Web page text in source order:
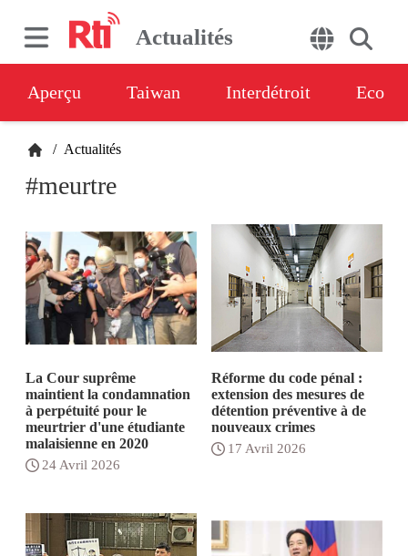
Actualités
Aperçu Taiwan Interdétroit Eco
/ Actualités
#meurtre
La Cour suprême
maintient la condamnation
à perpétuité pour le
meurtrier d'une étudiante
malaisienne en 2020
24 Avril 2026
Réforme du code pénal :
extension des mesures de
détention préventive à de
nouveaux crimes
17 Avril 2026